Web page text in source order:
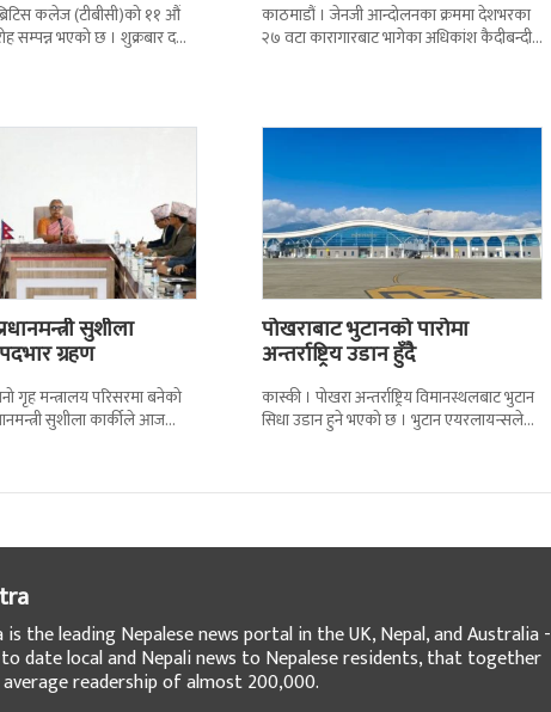
कलेज (टीबीसी)को ११ औं
सम्पन्न भएको छ । शुक्रबार द
काठमाडौं । जेनजी आन्दोलनका क्रममा देशभरका
२७ वटा कारागारबाट भागेका अधिकांश कैदीबन्दी
सुशीला
पदभार ग्रहण
गृह मन्त्रालय परिसरमा बनेको
सुशीला कार्कीले आज
पोखराबाट भुटानको पारोमा
अन्तर्राष्ट्रिय उडान हुँदै
कास्की । पोखरा अन्तर्राष्ट्रिय विमानस्थलबाट भुटान
सिधा उडान हुने भएको छ । भुटान एयरलायन्सले
the leading Nepalese news portal in the UK, Nepal, and Australia -
date local and Nepali news to Nepalese residents, that together
readership of almost 200,000.